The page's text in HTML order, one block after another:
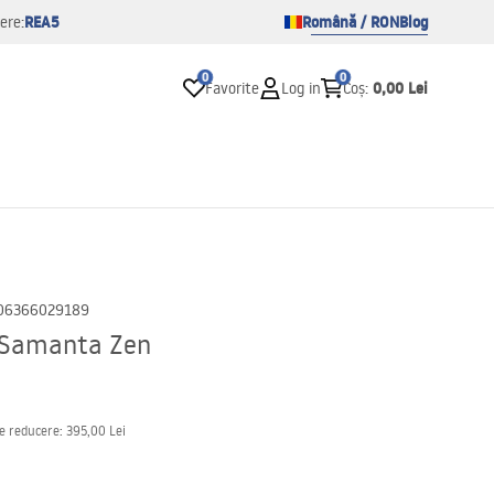
REA5 Română / RONBlog
0
Favorite Log in
0
Coș: 0,00 Lei
Zen
reducere: 395,00 Lei